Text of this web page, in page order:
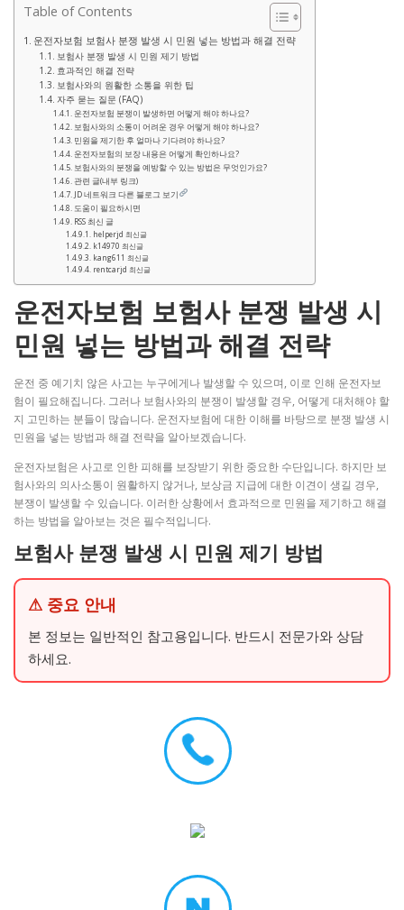
Table of Contents
운전자보험 보험사 분쟁 발생 시 민원 넣는 방법과 해결 전략
보험사 분쟁 발생 시 민원 제기 방법
효과적인 해결 전략
보험사와의 원활한 소통을 위한 팁
자주 묻는 질문 (FAQ)
운전자보험 분쟁이 발생하면 어떻게 해야 하나요?
보험사와의 소통이 어려운 경우 어떻게 해야 하나요?
민원을 제기한 후 얼마나 기다려야 하나요?
운전자보험의 보장 내용은 어떻게 확인하나요?
보험사와의 분쟁을 예방할 수 있는 방법은 무엇인가요?
관련 글(내부 링크)
JD 네트워크 다른 블로그 보기
도움이 필요하시면
RSS 최신 글
helperjd 최신글
k14970 최신글
kang611 최신글
rentcarjd 최신글
운전자보험 보험사 분쟁 발생 시
민원 넣는 방법과 해결 전략
운전 중 예기치 않은 사고는 누구에게나 발생할 수 있으며, 이로 인해 운전자보
험이 필요해집니다. 그러나 보험사와의 분쟁이 발생할 경우, 어떻게 대처해야 할
지 고민하는 분들이 많습니다. 운전자보험에 대한 이해를 바탕으로 분쟁 발생 시
민원을 넣는 방법과 해결 전략을 알아보겠습니다.
운전자보험은 사고로 인한 피해를 보장받기 위한 중요한 수단입니다. 하지만 보
험사와의 의사소통이 원활하지 않거나, 보상금 지급에 대한 이견이 생길 경우,
분쟁이 발생할 수 있습니다. 이러한 상황에서 효과적으로 민원을 제기하고 해결
하는 방법을 알아보는 것은 필수적입니다.
보험사 분쟁 발생 시 민원 제기 방법
⚠ 중요 안내
본 정보는 일반적인 참고용입니다. 반드시 전문가와 상담
하세요.